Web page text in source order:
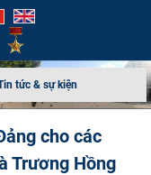
tức & sự kiện
cho các
Trương Hồng